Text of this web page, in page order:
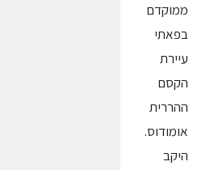
ממוקדם
בפאתי
עיירת
הקסם
ההררית
אומודוס.
היקב